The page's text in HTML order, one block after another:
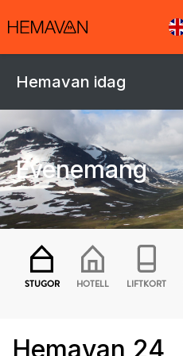
Hemavan idag
Evenemang
STUGOR HOTELL LIFTKORT
Hemavan 24